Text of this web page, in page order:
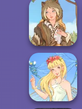
Chibi Doll: Avatar
Creator
Grimm Beauty